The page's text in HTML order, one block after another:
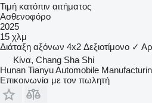
Τιμή κατόπιν αιτήματος
Ασθενοφόρο
2025
15 χλμ
Διάταξη αξόνων 4x2 Δεξιοτίμονο ✓
Κίνα, Chang Sha Shi
Hunan Tianyu Automobile
Επικοινωνία με τον πωλητή